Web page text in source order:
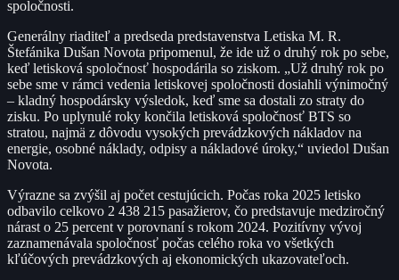
spoločnosti.
Generálny riaditeľ a predseda predstavenstva Letiska M. R.
Štefánika Dušan Novota pripomenul, že ide už o druhý rok po sebe,
keď letisková spoločnosť hospodárila so ziskom. „Už druhý rok po
sebe sme v rámci vedenia letiskovej spoločnosti dosiahli výnimočný
– kladný hospodársky výsledok, keď sme sa dostali zo straty do
zisku. Po uplynulé roky končila letisková spoločnosť BTS so
stratou, najmä z dôvodu vysokých prevádzkových nákladov na
energie, osobné náklady, odpisy a nákladové úroky,“ uviedol Dušan
Novota.
Výrazne sa zvýšil aj počet cestujúcich. Počas roka 2025 letisko
odbavilo celkovo 2 438 215 pasažierov, čo predstavuje medziročný
nárast o 25 percent v porovnaní s rokom 2024. Pozitívny vývoj
zaznamenávala spoločnosť počas celého roka vo všetkých
kľúčových prevádzkových aj ekonomických ukazovateľoch.